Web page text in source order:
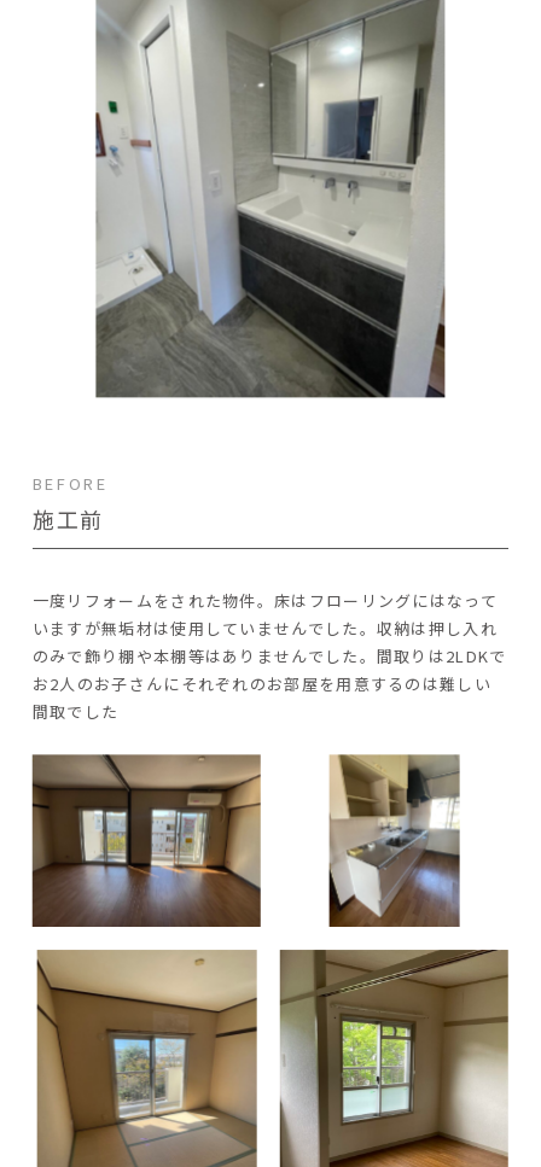
BEFORE
施工前
一度リフォームをされた物件。床はフローリングにはなって
いますが無垢材は使用していませんでした。収納は押し入れ
のみで飾り棚や本棚等はありませんでした。間取りは2LDKで
お2人のお子さんにそれぞれのお部屋を用意するのは難しい
間取でした